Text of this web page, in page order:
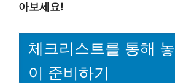
아보세요!
체크리스트를 통해
이 준비하기